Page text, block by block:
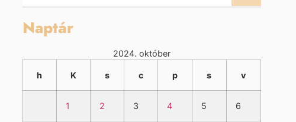
Naptár
2024. október
h K s c p s v
1 2 3 4 5 6